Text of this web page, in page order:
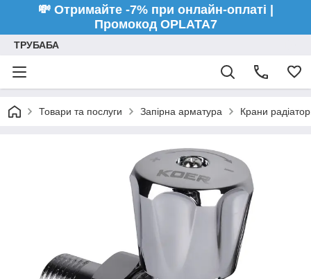
💸 Отримайте -7% при онлайн-оплаті |
Промокод OPLATA7
ТРУБАБА
Товари та послуги Запірна арматура Крани